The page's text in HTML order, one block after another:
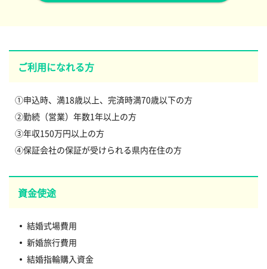
ご利用になれる方
①申込時、満18歳以上、完済時満70歳以下の方
②勤続（営業）年数1年以上の方
③年収150万円以上の方
④保証会社の保証が受けられる県内在住の方
資金使途
結婚式場費用
新婚旅行費用
結婚指輪購入資金